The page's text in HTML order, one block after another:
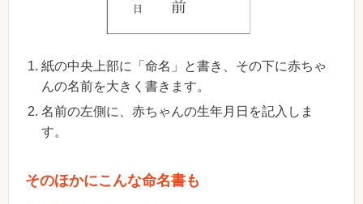
紙の中央上部に「命名」と書き、その下に赤ちゃ
んの名前を大きく書きます。
名前の左側に、赤ちゃんの生年月日を記入しま
す。
そのほかにこんな命名書も